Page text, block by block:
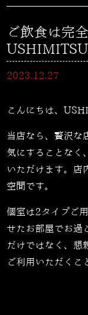
ご飲食は完
2023.12.27
こんにちは、
当店なら、贅沢な
気にすることなく
いただけます。店
空間です。
個室は2タイプご
せたお部屋でお過
だけではなく、懇
ご利用いただくこ